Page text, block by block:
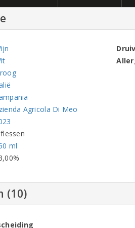
Agricola Di Meo
ml
(10)